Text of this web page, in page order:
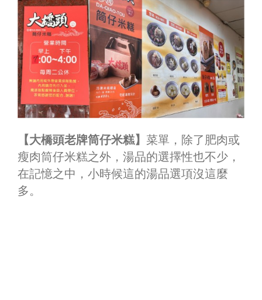
【大橋頭老牌筒仔米糕】 菜單，除了肥肉或
瘦肉筒仔米糕之外，湯品的選擇性也不少，
在記憶之中，小時候這的湯品選項沒這麼
多。